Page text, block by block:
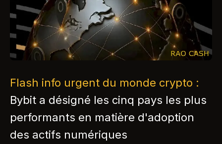
Flash info urgent du monde crypto :
Bybit a désigné les cinq pays les plus
performants en matière d'adoption
des actifs numériques